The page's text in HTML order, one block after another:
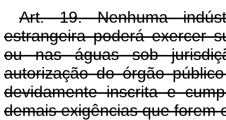
Art. 19. Nenhuma
estrangeira poderá exercer
ou nas águas sob
autorização do órgão
devidamente inscrita e
demais exigências que forem